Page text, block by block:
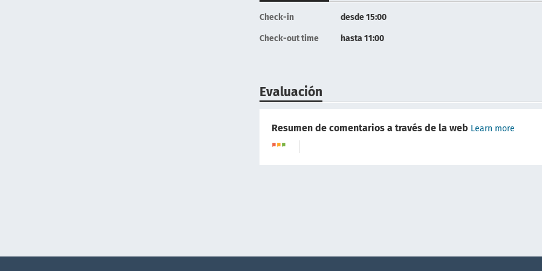
Check-in desde 15:00
Check-out time hasta 11:00
Evaluación
Resumen de comentarios a través de la web Learn more